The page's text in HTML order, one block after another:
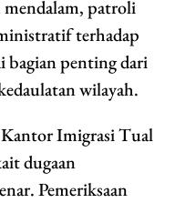
patroli
terhadap
bagian penting dari
wilayah.
Imigrasi Tual
dugaan
Pemeriksaan